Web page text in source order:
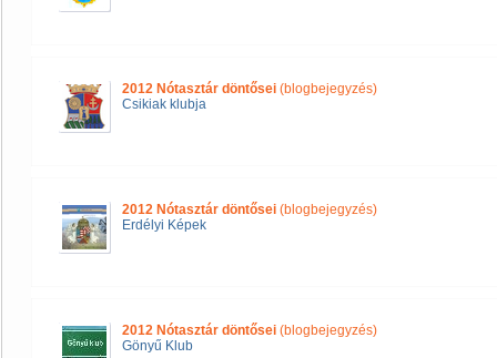
2012 Nótasztár döntősei (blogbejegyzés)
Csikiak klubja
2012 Nótasztár döntősei (blogbejegyzés)
Erdélyi Képek
2012 Nótasztár döntősei (blogbejegyzés)
Gönyű Klub